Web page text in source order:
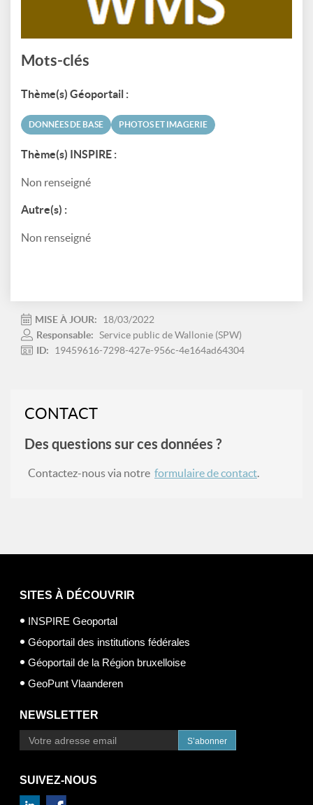
Mots-clés
Thème(s) Géoportail :
DONNÉES DE BASE PHOTOS ET IMAGERIE
Thème(s) INSPIRE :
Non renseigné
Autre(s) :
Non renseigné
MISE À JOUR:
18/03/2022
Responsable: Service public de Wallonie (SPW)
ID:
19459616-7298-427e-956c-4e164ad64304
CONTACT
Des questions sur ces données ?
Contactez-nous via notre formulaire de contact.
SITES À DÉCOUVRIR
INSPIRE Geoportal
Géoportail des institutions fédérales
Géoportail de la Région bruxelloise
GeoPunt Vlaanderen
NEWSLETTER
S’abonner
SUIVEZ-NOUS